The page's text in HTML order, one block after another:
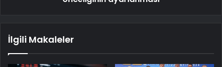
İlgili Makaleler